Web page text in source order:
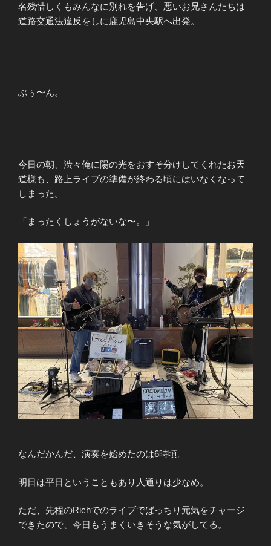
名残惜しくもみんなに別れを告げ、悪いお兄さんたちは
道路交通法違反をしに鹿児島中央駅へ出発。
ぶぅ〜ん。
今日の朝、渋々俺に陽の光をおすそ分けしてくれたお天
道様も、路上ライブの準備が終わる頃にはいなくなって
しまった。
「まったくしょうがないな〜。」
なんだかんだ、演奏を始めたのは6時頃。
明日は平日ということもあり人通りは少なめ。
ただ、先程のRichでのライブでばっちり元気をチャージ
できたので、今日もうまくいきそうな気がしてる。